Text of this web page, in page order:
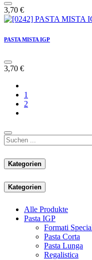
3,70 €
PASTA MISTA IGP
3,70 €
1
2
Kategorien
Kategorien
Alle Produkte
Pasta IGP
Formati
Pasta Corta
Pasta Lunga
Regalistica